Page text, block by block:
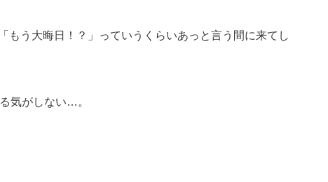
もう大晦日！？」っていうくらいあっと言う間に来てし
気がしない…。